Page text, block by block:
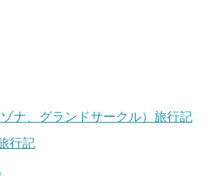
ナ、グランドサークル）旅行記
行記